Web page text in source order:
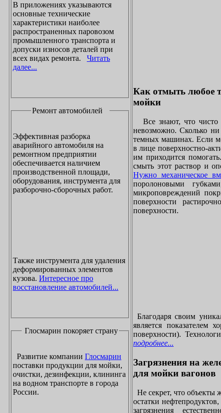
В приложениях указываются
основные технические
характеристики наиболее
распространенных паровозом
промышленного транспорта и
допуски износов деталей при
всех видах ремонта. Читать
далее...
Ремонт автомобилей
Эффективная разборка
аварийного автомобиля на
ремонтном предприятии
обеспечивается наличием
производственной площади,
оборудования, инструмента для
разборочно-сборочных работ.
Также инструмента для удаления
деформированных элементов
кузова. Интересное про
восстановление автомобилей...
Глосмарин покоряет страну
Развитие компании Глосмарин
поставки продукции для мойки,
очистки, дезинфекции, клининга
на водном транспорте в города
России.
Как отмыть любое
мойки
Все знают, что чисто
невозможно. Сколько
темных машинах. Если
в лице поверхностно-
им приходится
смыть этот раствор и
Нужно механическое
поролоновыми
микроповреждений
поверхности
поверхности.
Благодаря своим
является показателем
поверхности).
подробнее...
Загрязнения на
для мойки вагонов
Не секрет, что объекты
остатки нефтепродуктов,
загрязнения